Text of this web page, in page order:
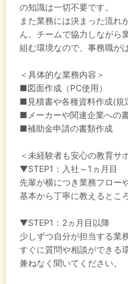
の知識は一切不要です。
また業務には決まった流れ
ん。チームで協力しながら
組む環境なので、事務職が
＜具体的な業務内容＞
■図面作成（PC使用）
■見積書や各種資料作成(規
■メーカーや関連企業への
■補助金申請の書類作成
＜未経験者も安心の教育サ
▼STEP1：入社～1ヵ月目
先輩が横につき業務フロー
基本から丁寧に教えるとこ
▼STEP1：2ヵ月目以降
少しずつ自分が担当する業
すぐに質問や相談ができる
兼ねなく聞いてください。